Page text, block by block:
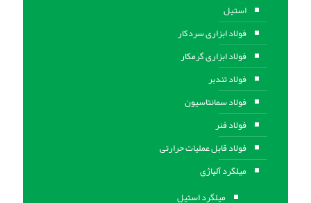
استیل
فولاد ابزاری سردکار
فولاد ابزاری گرمکار
فولاد تندبر
فولاد سمانتاسیون
فولاد فنر
فولاد قابل عملیات حرارتی
ميلگرد آلیاژی
میلگرد استیل